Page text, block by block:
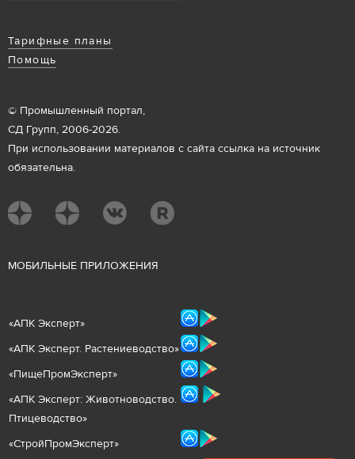
Тарифные планы
Помощь
© Промышленный портал,
СД Групп, 2006-2026.
При использовании материалов с сайта ссылка на источник
обязательна.
МОБИЛЬНЫЕ ПРИЛОЖЕНИЯ
«АПК Эксперт»
«АПК Эксперт. Растениеводство»
«ПищеПромЭксперт»
«АПК Эксперт: Животноводство.
Птицеводство»
«СтройПромЭксперт»